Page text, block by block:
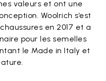
valeurs et ont une
Woolrich s’est
en 2017 et a
pour les semelles
le Made in Italy et